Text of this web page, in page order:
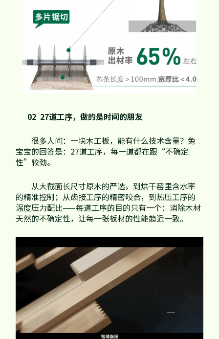
02 27道工序，做的是时间的朋友
很多人问：一块木工板，能有什么技术含量？兔
宝宝的回答是：27道工序，每一道都在跟“不确定
性”较劲。
从大截面长尺寸原木的严选，到烘干窑里含水率
的精准控制；从齿接工序的精密咬合，到热压工序的
温度压力配比——每道工序的目的只有一个：消除木材
天然的不确定性，让每一张板材的性能趋近一致。